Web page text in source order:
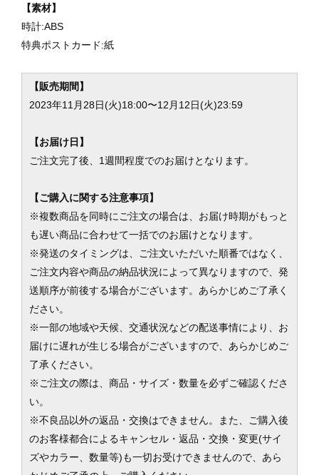
【素材】
時計:ABS
特典ポストカード:紙
【販売期間】
2023年11月28日(火)18:00〜12月12日(火)23:59
【お届け日】
ご注文完了後、1週間程度でのお届けとなります。
【ご購入に関する注意事項】
※複数商品を同時にご注文の場合は、お届け時期がもっと
も遅い商品に合わせて一括でのお届けとなります。
※発送のタイミングは、ご注文いただいた順番ではなく、
ご注文内容や商品の納品状況によって異なりますので、発
送順序が前後する場合がございます。あらかじめご了承く
ださい。
※一部の地域や天候、交通状況などの配送事情により、お
届けに遅れが生じる場合がございますので、あらかじめご
了承ください。
※ご注文の際は、商品・サイズ・数量を必ずご確認くださ
い。
※不良品以外の返品・交換はできません。また、ご購入後
のお客様都合によるキャンセル・返品・交換・変更(サイ
ズやカラー、数量等)も一切お受けできませんので、あら